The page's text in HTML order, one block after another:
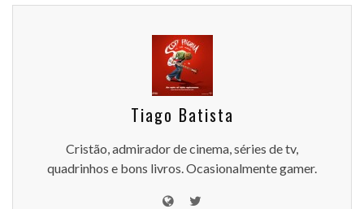
Tiago Batista
Cristão, admirador de cinema, séries de tv,
quadrinhos e bons livros. Ocasionalmente gamer.